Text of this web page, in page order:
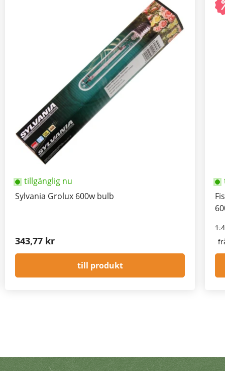
tillgänglig nu
Sylvania Grolux 600w bulb
343,77 kr
till produkt